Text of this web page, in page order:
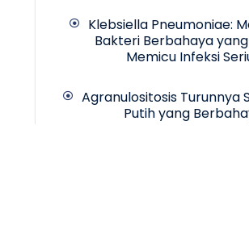
Klebsiella Pneumoniae:
Bakteri Berbahaya
Memicu Infeksi
Agranulositosis Turunnya
Putih yang